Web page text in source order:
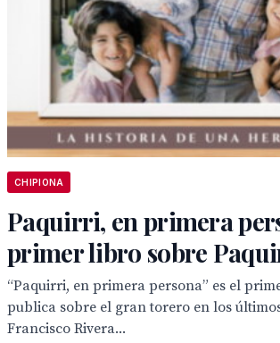
CHIPIONA
Paquirri, en primera
primer libro sobre
“Paquirri, en primera persona” es el
publica sobre el gran torero en los
Francisco Rivera...